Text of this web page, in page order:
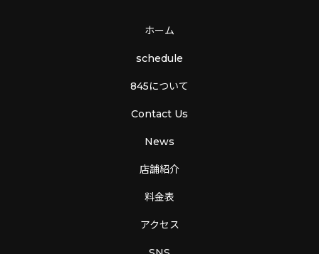
ホーム
schedule
845について
Contact Us
News
店舗紹介
料金表
アクセス